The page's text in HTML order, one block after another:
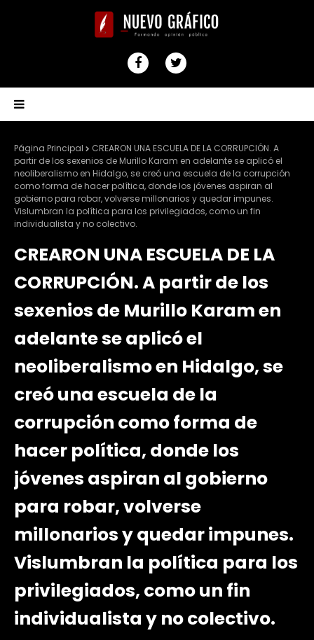
Página Principal
CREARON UNA ESCUELA DE LA CORRUPCIÓN. A
partir de los sexenios de Murillo Karam en adelante se aplicó el
neoliberalismo en Hidalgo, se creó una escuela de la corrupción
como forma de hacer política, donde los jóvenes aspiran al
gobierno para robar, volverse millonarios y quedar impunes.
Vislumbran la política para los privilegiados, como un fin
individualista y no colectivo.
CREARON UNA ESCUELA DE LA
CORRUPCIÓN. A partir de los
sexenios de Murillo Karam en
adelante se aplicó el
neoliberalismo en Hidalgo, se
creó una escuela de la
corrupción como forma de
hacer política, donde los
jóvenes aspiran al gobierno
para robar, volverse
millonarios y quedar impunes.
Vislumbran la política para los
privilegiados, como un fin
individualista y no colectivo.